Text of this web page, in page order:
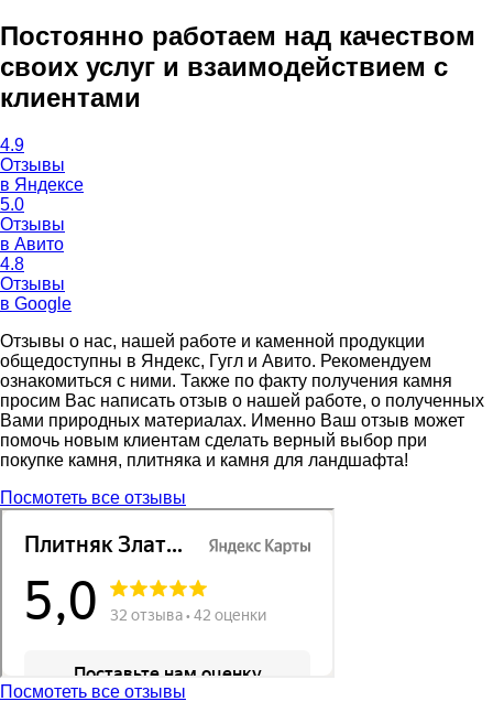
Постоянно работаем над качеством
своих услуг и взаимодействием с
клиентами
4.9
Отзывы
в Яндексе
5.0
Отзывы
в Авито
4.8
Отзывы
в Google
Отзывы о нас, нашей работе и каменной продукции
общедоступны в Яндекс, Гугл и Авито. Рекомендуем
ознакомиться с ними. Также по факту получения камня
просим Вас написать отзыв о нашей работе, о полученных
Вами природных материалах. Именно Ваш отзыв может
помочь новым клиентам сделать верный выбор при
покупке камня, плитняка и камня для ландшафта!
Посмотеть все отзывы
Посмотеть все отзывы